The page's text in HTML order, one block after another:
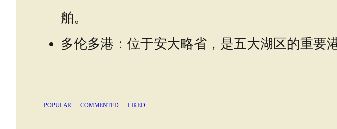
舶。
多伦多港：位于安大略省，是五大湖区的重要
POPULAR COMMENTED LIKED